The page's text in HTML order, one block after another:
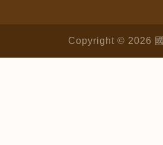
Copyright © 2026